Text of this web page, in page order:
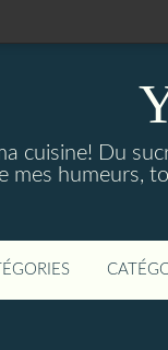
cuisine! Du
mes humeurs,